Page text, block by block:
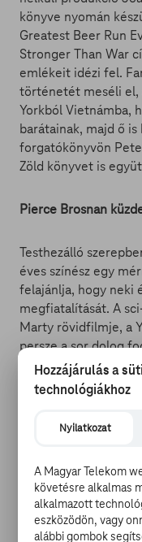
könyve nyomán
Greatest Beer Run
Stronger Than War
emlékeit idézi fel.
történetét meséli el,
Yorkból Vietnámba,
barátainak, majd ő
forgatókönyvön
Zöld könyvet is
Pierce Brosnan
Testhezálló
éves színész egy
felajánlja, hogy neki
megfiatalítását. A
Marty rövidfilmje, a
persze a sor dolog
Kezdetnek például
húszévesként
rosszul sül el a
öregedése. Hogy
idejét, hiszen
zenés
horrorjában, a
musicalfilmjében és
Hozzájárulás a
technológiákhoz
Nyilatkozat
A Magyar Telekom
követésre alkalmas
alkalmazott
eszközödön, vagy
alábbi gombok